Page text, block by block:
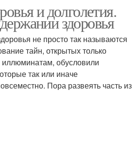
и долголетия.
здоровья
не просто так называются
тайн, открытых только
обусловили
так или иначе
Пора развеять часть из